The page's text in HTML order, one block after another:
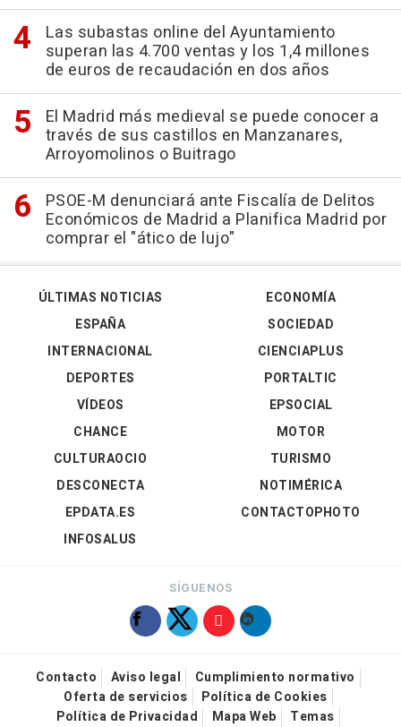
Las subastas online del Ayuntamiento
superan las 4.700 ventas y los 1,4 millones
de euros de recaudación en dos años
El Madrid más medieval se puede conocer a
través de sus castillos en Manzanares,
Arroyomolinos o Buitrago
PSOE-M denunciará ante Fiscalía de Delitos
Económicos de Madrid a Planifica Madrid por
comprar el "ático de lujo"
ÚLTIMAS NOTICIAS
ESPAÑA
INTERNACIONAL
DEPORTES
VÍDEOS
ECONOMÍA
SOCIEDAD
CIENCIAPLUS
PORTALTIC
EPSOCIAL
CHANCE
CULTURAOCIO
DESCONECTA
EPDATA.ES
INFOSALUS
MOTOR
TURISMO
NOTIMÉRICA
CONTACTOPHOTO
SÍGUENOS
Contacto Aviso legal
Cumplimiento normativo
Oferta de servicios
Política de Cookies
Política de Privacidad
Mapa Web Temas